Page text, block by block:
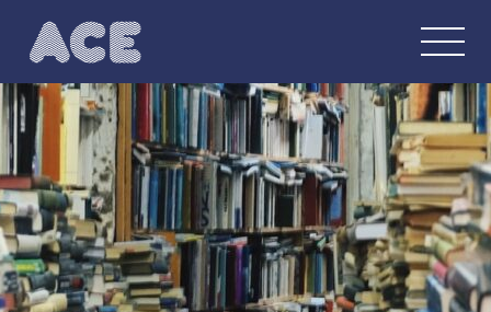
ACE
Anglophonie : communautés,